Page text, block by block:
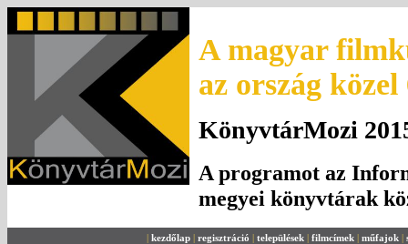
A magyar
az ország
KönyvtárMozi
A programot az
megyei könyvtárak
| kezdőlap | regisztráció | települések | filmcímek | műfajok |